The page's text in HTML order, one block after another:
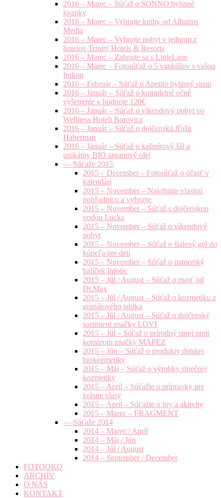
2016 – Marec – Súťaž o SONNO bylinné
kvapky
2016 – Marec – Vyhrajte knihy od Albatros
Media
2016 – Marec – Vyhrajte pobyt v jednom z
hotelov Trinity Hotels & Resorts
2016 – Marec – Zahrajte sa s LittleLane
2016 – Marec – Fotosúťaž o 5 vankúšov s vašou
fotkou
2016 – Február – Súťaž o Apetito bylinný sirup
2016 – Január – Súťaž o kompletné očné
vyšetrenie v hodnote 120€
2016 – Január – Súťaž o víkendový pobyt vo
Wellness Hoteli Borovica
2016 – Január – Súťaž o dojčenskú fľašu
Haberman
2016 – Január – Súťaž o kašmírový šál a
unikátny BIO arganový olej
— Súťaže 2015
2015 – December – Fotosúťaž o účasť v
kalendári
2015 – November – Navrhnite vlastnú
pohľadnicu a vyhrajte
2015 – November – Súťaž s dojčenskou
vodou Lucka
2015 – November – Súťaž o víkendový
pobyt
2015 – November – Súťaž o šialený gél do
kúpeľa pre deti
2015 – November – Súťaž o patnerský
balíček Infolic
2015 – Júl / August – Súťaž o masť od
Dr.Max
2015 – Júl / August – Súťaž o kozmetiku z
granátového jablka
2015 – Júl / August – Súťaž o dojčenský
sortiment značky LOVI
2015 – Júl – Súťaž o prírodný sprej proti
komárom značky MAPEZ
2015 – Jún – Súťaž o produkty detskej
biokozmetiky
2015 – Máj – Súťaž o výrobky slnečnej
kozmetiky
2015 – Apríl – Súťažte o prípravky pre
krásne vlasy
2015 – Apríl – Súťažte o hry a aktivity
2015 – Marec – FRAGMENT
— Súťaže 2014
2014 – Marec / Apríl
2014 – Máj / Jún
2014 – Júl / August
2014 – September / December
FOTOOKO
ARCHÍV
O NÁS
KONTAKT